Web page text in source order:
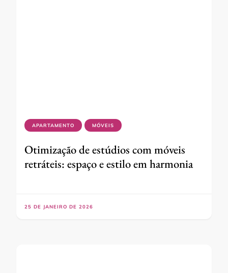
APARTAMENTO MÓVEIS
Otimização de estúdios com móveis
retráteis: espaço e estilo em harmonia
25 DE JANEIRO DE 2026